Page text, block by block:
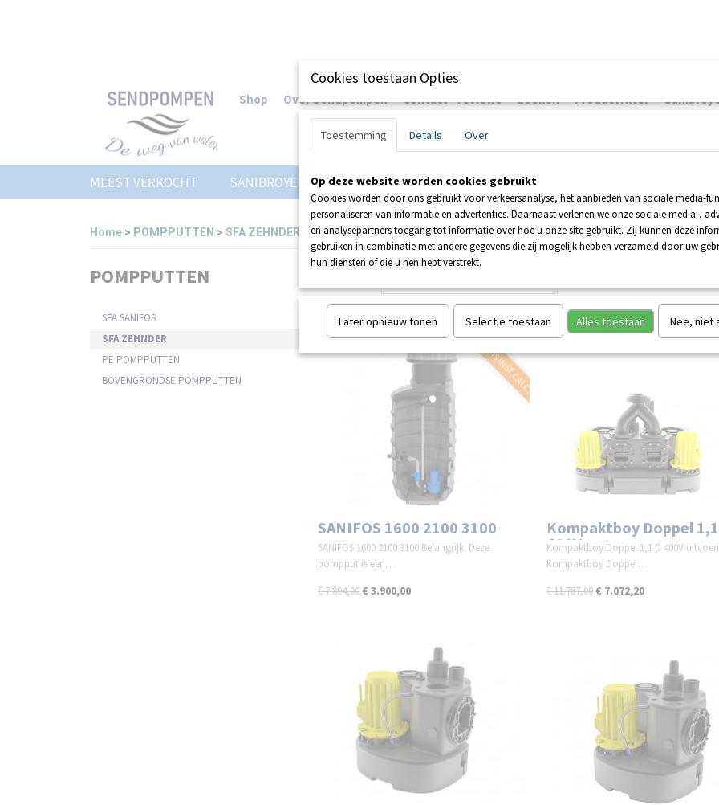
Shop Over Sendpompen Contact - reviews Zoeken Productfilter
MEEST VERKOCHT SANIBROYEUR ZEHNDER POMPEN BOOSTERPOMPEN
Home > POMPPUTTEN > SFA ZEHNDER
POMPPUTTEN
SFA SANIFOS
SFA ZEHNDER
PE POMPPUTTEN
BOVENGRONDSE POMPPUTTEN
GRATIS INST.CALC.
SANIFOS 1600 2100 3100
SANIFOS 1600 2100 3100 Belangrijk: Deze
pompput is een…
€ 7.804,00€ 3.900,00
Kompaktboy Doppel
400V
Kompaktboy Doppel 1,1 D 400V
Kompaktboy Doppel…
€ 11.787,00€ 7.072,20
Cookies toestaan Opties
Toestemming Details Over
Op deze website worden cookies gebruikt
Cookies worden door ons gebruikt voor verkeersanalyse, het aanbieden van sociale media-
personaliseren van informatie en advertenties. Daarnaast verlenen we onze sociale media-,
en analysepartners toegang tot informatie over hoe u onze site gebruikt. Zij kunnen deze
gebruiken in combinatie met andere gegevens die zij mogelijk hebben verzameld door uw
hun diensten of die u hen hebt verstrekt.
Later opnieuw tonen Selectie toestaan Alles toestaan Nee, niet